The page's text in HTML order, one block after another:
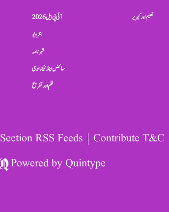
آئی پی ایل 2026
انٹرویو
شہرنامہ
سائنس اینڈ ٹیکنالوجی
فلم اور تفریح
تعلیم اور کیریر
Section RSS Feeds Contribute T&C
Powered byQuintype